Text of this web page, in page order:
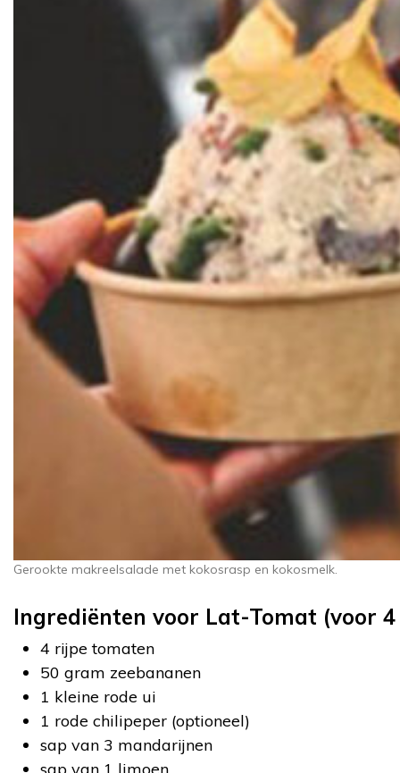
Gerookte makreelsalade met kokosrasp en kokosmelk.
Ingrediënten voor Lat-Tomat (voor 4
4 rijpe tomaten
50 gram zeebananen
1 kleine rode ui
1 rode chilipeper (optioneel)
sap van 3 mandarijnen